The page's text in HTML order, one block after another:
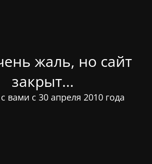
жаль, но сайт
закрыт...
вами с 30 апреля 2010 года